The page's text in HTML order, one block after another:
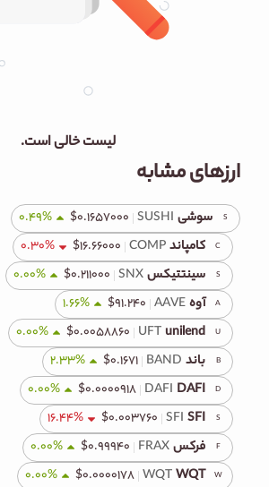
لیست خالی است.
ارزهای مشابه
S سوشی SUSHI
$۰.۱۶۵۷۰۰۰ 0.49%
C کامپاندCOMP
$۱۶.۶۶۰۰۰ 0.30%
S سینتتیکسSNX
$۰.۲۱۱۰۰۰ 0.00%
A آوهAAVE
$۹۱.۲۴۰ 1.66%
U
unilend
UFT
$۰.۰۰۵۸۸۶۰ 0.00%
B باند BAND
$۰.۱۶۷۱ 2.33%
D
DAFI
DAFI
$۰.۰۰۰۰۹۱۸ 0.00%
S
SFI
SFI
$۰.۰۰۳۷۶۰ 16.44%
F فرکسFRAX
$۰.۹۹۹۴۰ 0.00%
W
WQT
WQT
$۰.۰۰۰۰۱۷۸ 0.00%